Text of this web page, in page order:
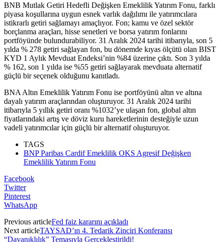
BNB Mutlak Getiri Hedefli Değişken Emeklilik Yatırım Fonu, farklı
piyasa koşullarına uygun esnek varlık dağılımı ile yatırımcılara
istikrarlı getiri sağlamayı amaçlıyor. Fon; kamu ve özel sektör
borçlanma araçları, hisse senetleri ve borsa yatırım fonlarını
portföyünde bulundurabiliyor. 31 Aralık 2024 tarihi itibarıyla, son 5
yılda % 278 getiri sağlayan fon, bu dönemde kıyas ölçütü olan BIST
KYD 1 Aylık Mevduat Endeksi’nin %84 üzerine çıktı. Son 3 yılda
% 162, son 1 yılda ise %55 getiri sağlayarak mevduata alternatif
güçlü bir seçenek olduğunu kanıtladı.
BNA Altın Emeklilik Yatırım Fonu ise portföyünü altın ve altına
dayalı yatırım araçlarından oluşturuyor. 31 Aralık 2024 tarihi
itibarıyla 5 yıllık getiri oranı %1032’ye ulaşan fon, global altın
fiyatlarındaki artış ve döviz kuru hareketlerinin desteğiyle uzun
vadeli yatırımcılar için güçlü bir alternatif oluşturuyor.
TAGS
BNP Paribas Cardif Emeklilik OKS Agresif Değişken
Emeklilik Yatırım Fonu
Facebook
Twitter
Pinterest
WhatsApp
Previous articleFed faiz kararını açıkladı
Next articleTAYSAD’ın 4. Tedarik Zinciri Konferansı
“Dayanıklılık” Temasıyla Gerçekleştirildi!